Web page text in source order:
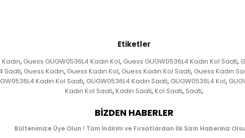
Etiketler
, Guess GUGW0536L4 Kadın Kol, Guess GUGW0536L4 Kadın Kol Saati,
Saati, Guess Kadın, Guess Kadın Kol, Guess Kadın Kol Saati, Guess Kadın
Kadın Kol Saati, GUGW0536L4 Kadın Saati, GUGW0536L4 Kol,
Kadın Kol Saati, Kadın Saati, Kol Saati, Saati,
BIZDEN HABERLER
Bültenimize Üye Olun ! Tüm İndirim ve Fırsatlardan İlk Sizin Haberiniz